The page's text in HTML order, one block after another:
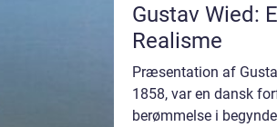
Gustav Wied:
Realisme
Præsentation af
1858, var en dansk
berømmelse i